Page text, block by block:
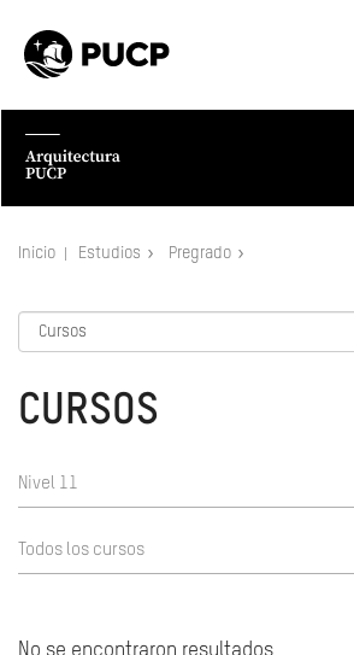
Inicio Estudios Pregrado
CURSOS
Nivel 11
Todos los cursos
No se encontraron resultados